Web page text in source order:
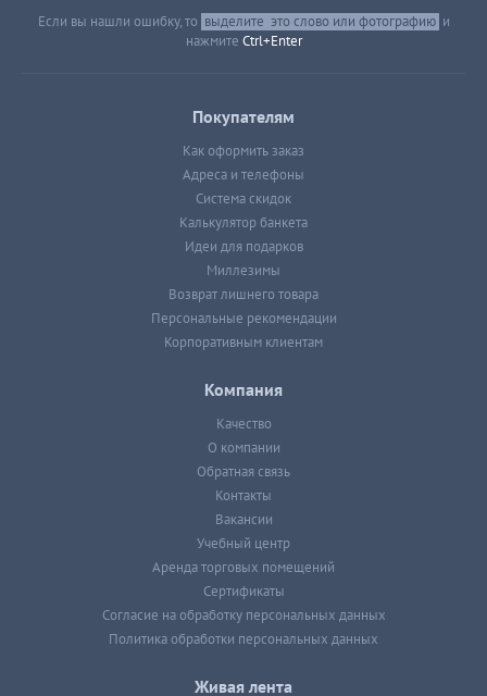
Если вы нашли ошибку, то выделите это слово или фотографию и
нажмите Ctrl+Enter
Покупателям
Как оформить заказ
Адреса и телефоны
Система скидок
Калькулятор банкета
Идеи для подарков
Миллезимы
Возврат лишнего товара
Персональные рекомендации
Корпоративным клиентам
Компания
Качество
О компании
Обратная связь
Контакты
Вакансии
Учебный центр
Аренда торговых помещений
Сертификаты
Согласие на обработку персональных данных
Политика обработки персональных данных
Живая лента